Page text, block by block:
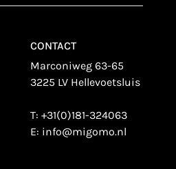
CONTACT
Marconiweg 63-65
3225 LV Hellevoetsluis
T: +31(0)181-324063
E: info@migomo.nl